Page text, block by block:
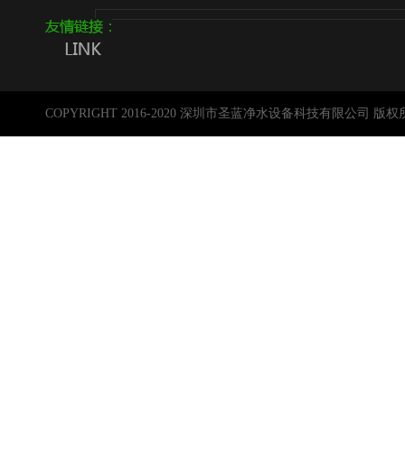
COPYRIGHT 2016-2020 深圳市圣蓝净水设备科技有限公司 版